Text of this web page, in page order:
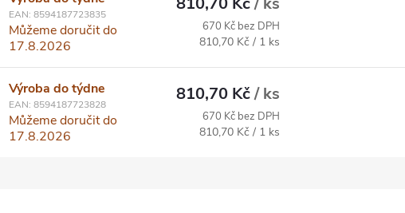
EAN: 8594187723835
Můžeme doručit do
17.8.2026
670 Kč bez DPH
Měrná cena:
810,70 Kč / 1 ks
Výroba do týdne
EAN: 8594187723828
Můžeme doručit do
17.8.2026
810,70 Kč/ ks
670 Kč bez DPH
Měrná cena:
810,70 Kč / 1 ks